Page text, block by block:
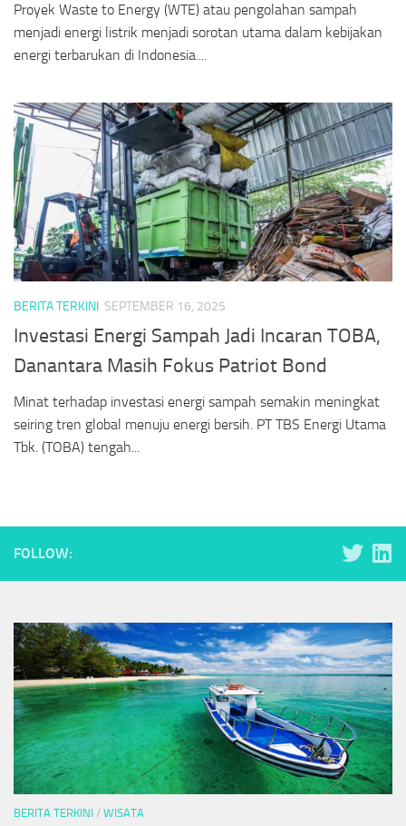
Proyek Waste to Energy (WTE) atau pengolahan sampah
menjadi energi listrik menjadi sorotan utama dalam kebijakan
energi terbarukan di Indonesia....
BERITA TERKINI SEPTEMBER 16, 2025
Investasi Energi Sampah Jadi Incaran TOBA,
Danantara Masih Fokus Patriot Bond
Minat terhadap investasi energi sampah semakin meningkat
seiring tren global menuju energi bersih. PT TBS Energi Utama
Tbk. (TOBA) tengah...
FOLLOW:
BERITA TERKINI / WISATA